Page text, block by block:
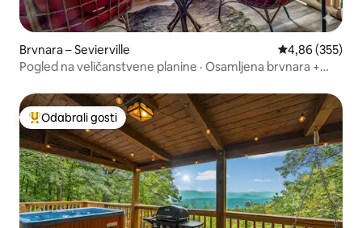
Brvnara – Sevierville Prosječna
4,86 (355)
Pogled na veličanstvene planine · Osamljena brvnara +
Među najviše rangiranima s oznakom „Odabrali gosti”
Odabrali gosti